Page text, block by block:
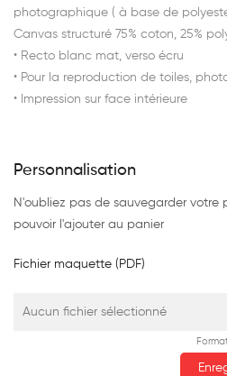
photographique ( à base de
Canvas structuré 75% coton, 25%
• Recto blanc mat, verso écru
• Pour la reproduction de toiles,
• Impression sur face intérieure
Personnalisation
N'oubliez pas de sauvegarder votre
pouvoir l'ajouter au panier
Fichier maquette (PDF)
Aucun fichier sélectionné